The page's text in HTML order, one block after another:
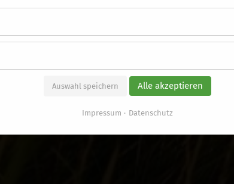
Auswahl speichern Alle akzeptieren
Impressum Datenschutz